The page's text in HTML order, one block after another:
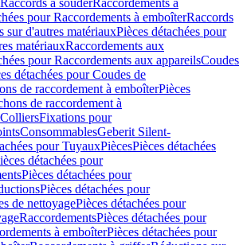
Raccords à souderRaccordements à
pour Raccordements à emboîterRaccords
sur d'autres matériauxPièces détachées pour
matériauxRaccordements aux
pour Raccordements aux appareilsCoudes
détachées pour Coudes de
de raccordement à emboîterPièces
de raccordement à
ColliersFixations pour
ConsommablesGeberit Silent-
pour TuyauxPiècesPièces détachées
détachées pour
Pièces détachées pour
Pièces détachées pour
de nettoyagePièces détachées pour
RaccordementsPièces détachées pour
à emboîterPièces détachées pour